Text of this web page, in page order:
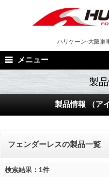
ハリケーン-大阪単
メニュー
製品情報 （ア
フェンダーレスの製品一覧
検索結果：1件